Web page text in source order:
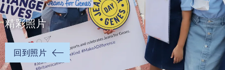
精彩照片
回到照片